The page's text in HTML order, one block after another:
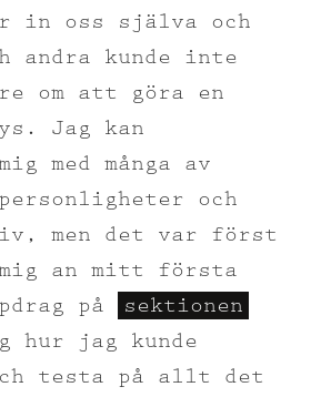
in oss själva och
andra kunde inte
om att göra en
Jag kan
med många av
och
men det var först
an mitt första
på
sektionen
hur jag kunde
testa på allt det